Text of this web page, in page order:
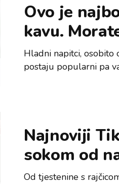
Ovo je
kavu.
Hladni napitci, osobito
postaju popularni pa
Najnoviji
sokom od
Od tjestenine s